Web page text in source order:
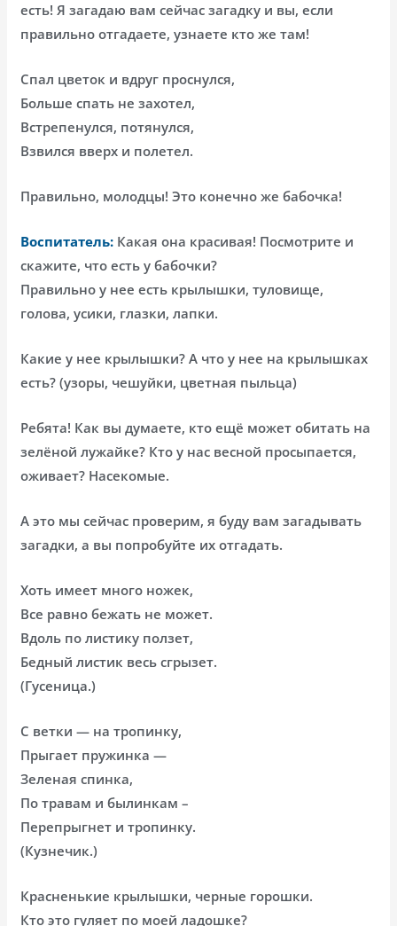
есть! Я загадаю вам сейчас загадку и вы, если
правильно отгадаете, узнаете кто же там!
Спал цветок и вдруг проснулся,
Больше спать не захотел,
Встрепенулся, потянулся,
Взвился вверх и полетел.
Правильно, молодцы! Это конечно же бабочка!
Воспитатель: Какая она красивая! Посмотрите и
скажите, что есть у бабочки?
Правильно у нее есть крылышки, туловище,
голова, усики, глазки, лапки.
Какие у нее крылышки? А что у нее на крылышках
есть? (узоры, чешуйки, цветная пыльца)
Ребята! Как вы думаете, кто ещё может обитать на
зелёной лужайке? Кто у нас весной просыпается,
оживает? Насекомые.
А это мы сейчас проверим, я буду вам загадывать
загадки, а вы попробуйте их отгадать.
Хоть имеет много ножек,
Все равно бежать не может.
Вдоль по листику ползет,
Бедный листик весь сгрызет.
(Гусеница.)
С ветки — на тропинку,
Прыгает пружинка —
Зеленая спинка,
По травам и былинкам –
Перепрыгнет и тропинку.
(Кузнечик.)
Красненькие крылышки, черные горошки.
Кто это гуляет по моей ладошке?